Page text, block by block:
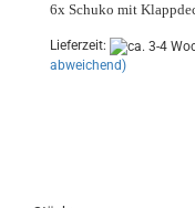
6x Schuko mit
Lieferzeit:
abweichend)